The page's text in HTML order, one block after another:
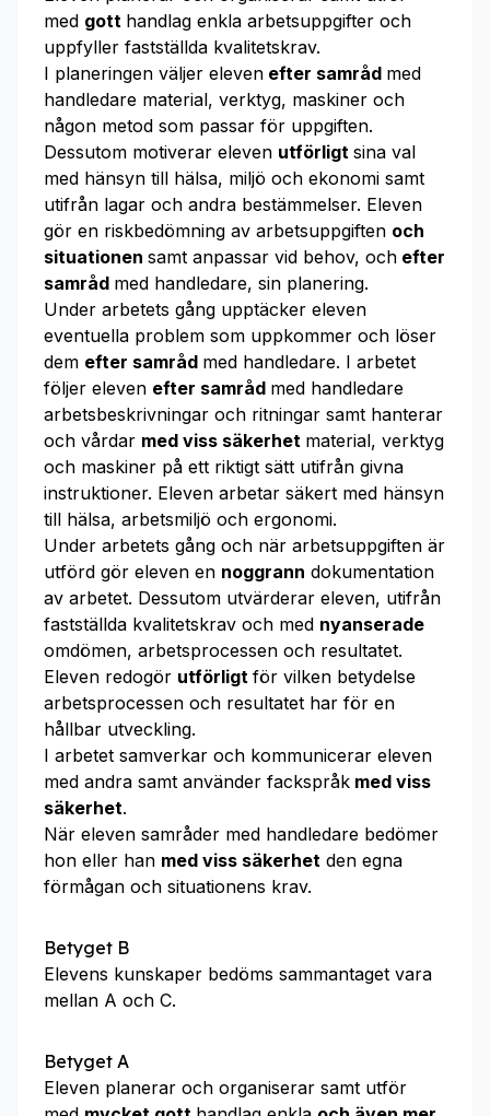
med gott handlag enkla arbetsuppgifter och
uppfyller fastställda kvalitetskrav.
I planeringen väljer eleven efter samråd med
handledare material, verktyg, maskiner och
någon metod som passar för uppgiften.
Dessutom motiverar eleven utförligt sina val
med hänsyn till hälsa, miljö och ekonomi samt
utifrån lagar och andra bestämmelser. Eleven
gör en riskbedömning av arbetsuppgiften och
situationen samt anpassar vid behov, och efter
samråd med handledare, sin planering.
Under arbetets gång upptäcker eleven
eventuella problem som uppkommer och löser
dem efter samråd med handledare. I arbetet
följer eleven efter samråd med handledare
arbetsbeskrivningar och ritningar samt hanterar
och vårdar med viss säkerhet material, verktyg
och maskiner på ett riktigt sätt utifrån givna
instruktioner. Eleven arbetar säkert med hänsyn
till hälsa, arbetsmiljö och ergonomi.
Under arbetets gång och när arbetsuppgiften är
utförd gör eleven en noggrann dokumentation
av arbetet. Dessutom utvärderar eleven, utifrån
fastställda kvalitetskrav och med nyanserade
omdömen, arbetsprocessen och resultatet.
Eleven redogör utförligt för vilken betydelse
arbetsprocessen och resultatet har för en
hållbar utveckling.
I arbetet samverkar och kommunicerar eleven
med andra samt använder fackspråk med viss
säkerhet.
När eleven samråder med handledare bedömer
hon eller han med viss säkerhet den egna
förmågan och situationens krav.
Betyget B
Elevens kunskaper bedöms sammantaget vara
mellan A och C.
Betyget A
Eleven planerar och organiserar samt utför